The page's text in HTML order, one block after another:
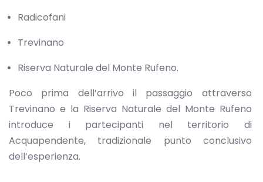
Radicofani
Trevinano
Riserva Naturale del Monte Rufeno.
Poco prima dell’arrivo il passaggio attraverso
Trevinano e la Riserva Naturale del Monte Rufeno
introduce i partecipanti nel territorio di
Acquapendente, tradizionale punto conclusivo
dell’esperienza.